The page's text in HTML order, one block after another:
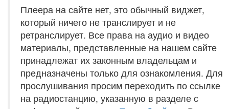
Плеера на сайте нет, это обычный виджет,
который ничего не транслирует и не
ретранслирует. Все права на аудио и видео
материалы, представленные на нашем сайте
принадлежат их законным владельцам и
предназначены только для ознакомления. Для
прослушивания просим переходить по ссылке
на радиостанцию, указанную в разделе с